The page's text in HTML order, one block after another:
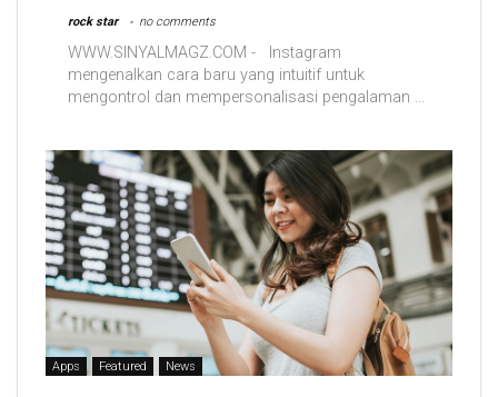
rock star no comments
WWW.SINYALMAGZ.COM - Instagram
mengenalkan cara baru yang intuitif untuk
mengontrol dan mempersonalisasi pengalaman ...
Apps Featured News